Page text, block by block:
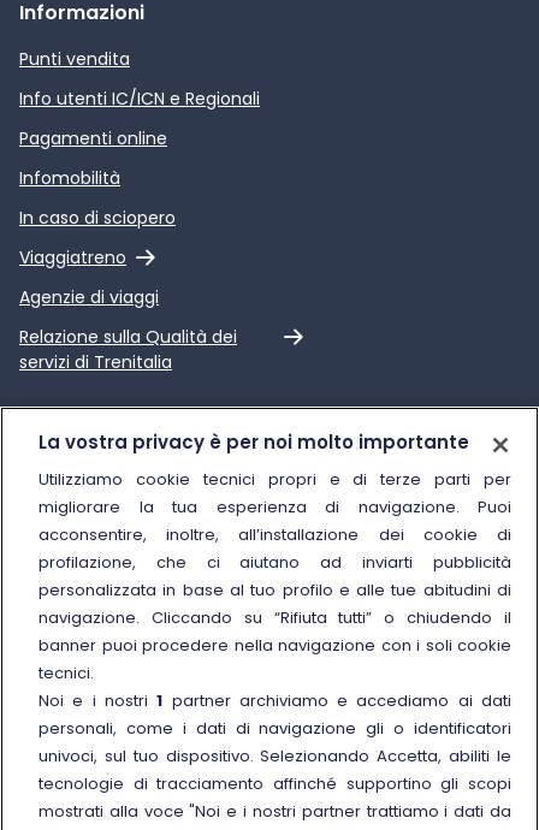
Informazioni
Punti vendita
Info utenti IC/ICN e Regionali
Pagamenti online
Infomobilità
In caso di sciopero
Viaggiatreno
Link esterno
Agenzie di viaggi
Relazione sulla Qualità dei
servizi di Trenitalia
Link esterno
Chi siamo
Sostenibilità
Trenitalia for Business
Manuale di Conservazione
Link esterno
Carriere
Link esterno
La Freccia Mag
Link esterno
Noleggia un treno charter
Viaggi di gruppo
La vostra privacy è per noi molto importante
Utilizziamo cookie tecnici propri e di terze parti per
migliorare la tua esperienza di navigazione. Puoi
acconsentire, inoltre, all’installazione dei cookie di
profilazione, che ci aiutano ad inviarti pubblicità
personalizzata in base al tuo profilo e alle tue abitudini di
navigazione. Cliccando su “Rifiuta tutti” o chiudendo il
banner puoi procedere nella navigazione con i soli cookie
tecnici.
Noi e i nostri1 partner archiviamo e accediamo ai dati
personali, come i dati di navigazione gli o identificatori
univoci, sul tuo dispositivo. Selezionando Accetta, abiliti le
tecnologie di tracciamento affinché supportino gli scopi
mostrati alla voce "Noi e i nostri partner trattiamo i dati da